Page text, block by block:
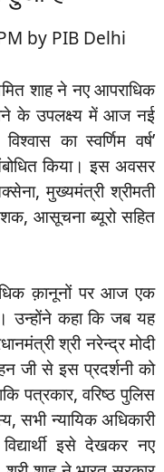
by PIB Delhi
शाह ने नए आपराधिक
के उपलक्ष्य में आज नई
का स्वर्णिम वर्ष’
किया। इस अवसर
मुख्यमंत्री श्रीमती
आसूचना ब्यूरो सहित
क़ानूनों पर आज एक
उन्होंने कहा कि जब यह
श्री नरेन्द्र मोदी
जी से इस प्रदर्शनी को
पत्रकार, वरिष्ठ पुलिस
सभी न्यायिक अधिकारी
इसे देखकर नए